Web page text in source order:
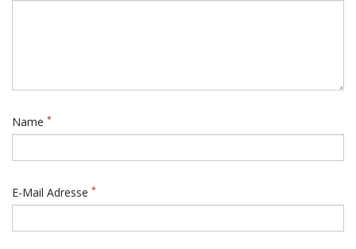
Name *
E-Mail Adresse *